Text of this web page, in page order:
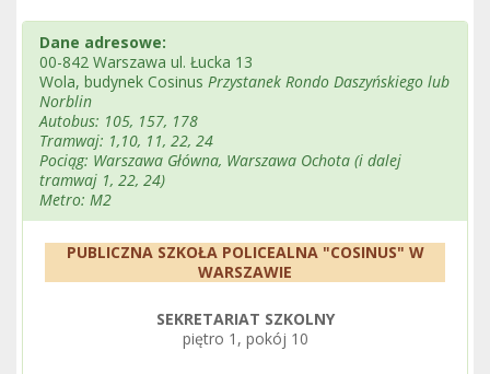
Dane adresowe:
00-842 Warszawa ul. Łucka 13
Wola, budynek Cosinus Przystanek Rondo Daszyńskiego lub
Norblin
Autobus: 105, 157, 178
Tramwaj: 1,10, 11, 22, 24
Pociąg: Warszawa Główna, Warszawa Ochota (i dalej
tramwaj 1, 22, 24)
Metro: M2
PUBLICZNA SZKOŁA POLICEALNA "COSINUS" W
WARSZAWIE
SEKRETARIAT SZKOLNY
piętro 1, pokój 10